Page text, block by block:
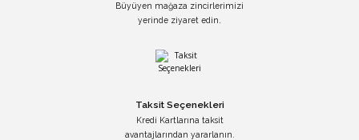
Büyüyen mağaza zincirlerimizi
yerinde ziyaret edin.
Taksit Seçenekleri
Kredi Kartlarına taksit
avantajlarından yararlanın.